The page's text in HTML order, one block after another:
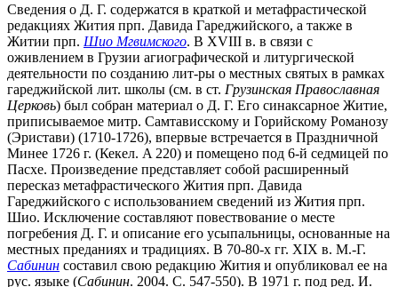
Сведения о Д. Г. содержатся в краткой и метафрастической
редакциях Жития прп. Давида Гареджийского, а также в
Житии прп. Шио Мгвимского. В XVIII в. в связи с
оживлением в Грузии агиографической и литургической
деятельности по созданию лит-ры о местных святых в рамках
гареджийской лит. школы (см. в ст. Грузинская Православная
Церковь) был собран материал о Д. Г. Его синаксарное Житие,
приписываемое митр. Самтависскому и Горийскому Романозу
(Эристави) (1710-1726), впервые встречается в Праздничной
Минее 1726 г. (Кекел. A 220) и помещено под 6-й седмицей по
Пасхе. Произведение представляет собой расширенный
пересказ метафрастического Жития прп. Давида
Гареджийского с использованием сведений из Жития прп.
Шио. Исключение составляют повествование о месте
погребения Д. Г. и описание его усыпальницы, основанные на
местных преданиях и традициях. В 70-80-х гг. XIX в. М.-Г.
Сабинин составил свою редакцию Жития и опубликовал ее на
рус. языке (Сабинин. 2004. С. 547-550). В 1971 г. под ред. И.